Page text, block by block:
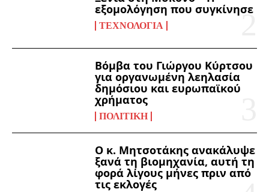
εξομολόγηση που συγκίνησε
ΤΕΧΝΟΛΟΓΊΑ
Βόμβα του Γιώργου Κύρτσου
για οργανωμένη λεηλασία
δημόσιου και ευρωπαϊκού
χρήματος
ΠΟΛΙΤΙΚΉ
Ο κ. Μητσοτάκης ανακάλυψε
ξανά τη βιομηχανία, αυτή τη
φορά λίγους μήνες πριν από
τις εκλογές